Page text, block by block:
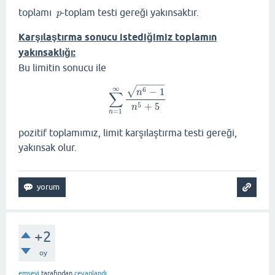
toplamı p
p-toplam testi gereği yakınsaktır.
Karşılaştırma sonucu istediğimiz toplamın
yakınsaklığı:
Bu limitin sonucu ile
∑
n=1
∞ n6 − 1
− −
−−−
√
n5 + 5
∑n =1∞n6−1n
pozitif toplamımız, limit karşılaştırma testi gereği,
yakınsak olur.
+2
oy
emseyi tarafından cevaplandı